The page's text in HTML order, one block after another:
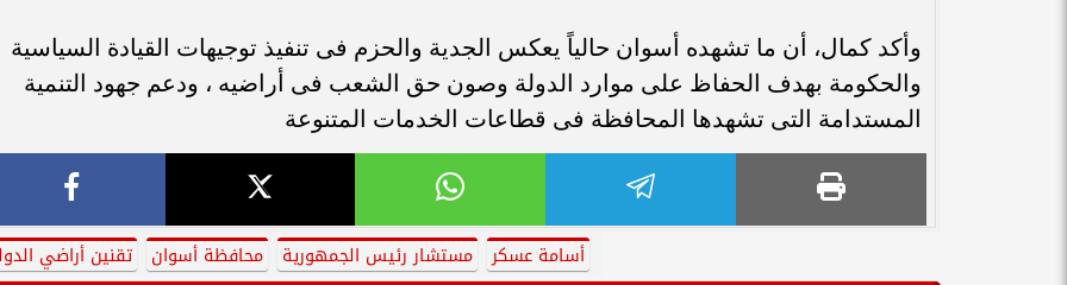
وأكد كمال، أن ما تشهده أسوان حالياً يعكس الجدية والحزم فى تنفيذ توجيهات القيادة السياسية
والحكومة بهدف الحفاظ على موارد الدولة وصون حق الشعب فى أراضيه ، ودعم جهود التنمية
المستدامة التى تشهدها المحافظة فى قطاعات الخدمات المتنوعة
أسامة عسكر مستشار رئيس الجمهورية محافظة أسوان تقنين أراضي